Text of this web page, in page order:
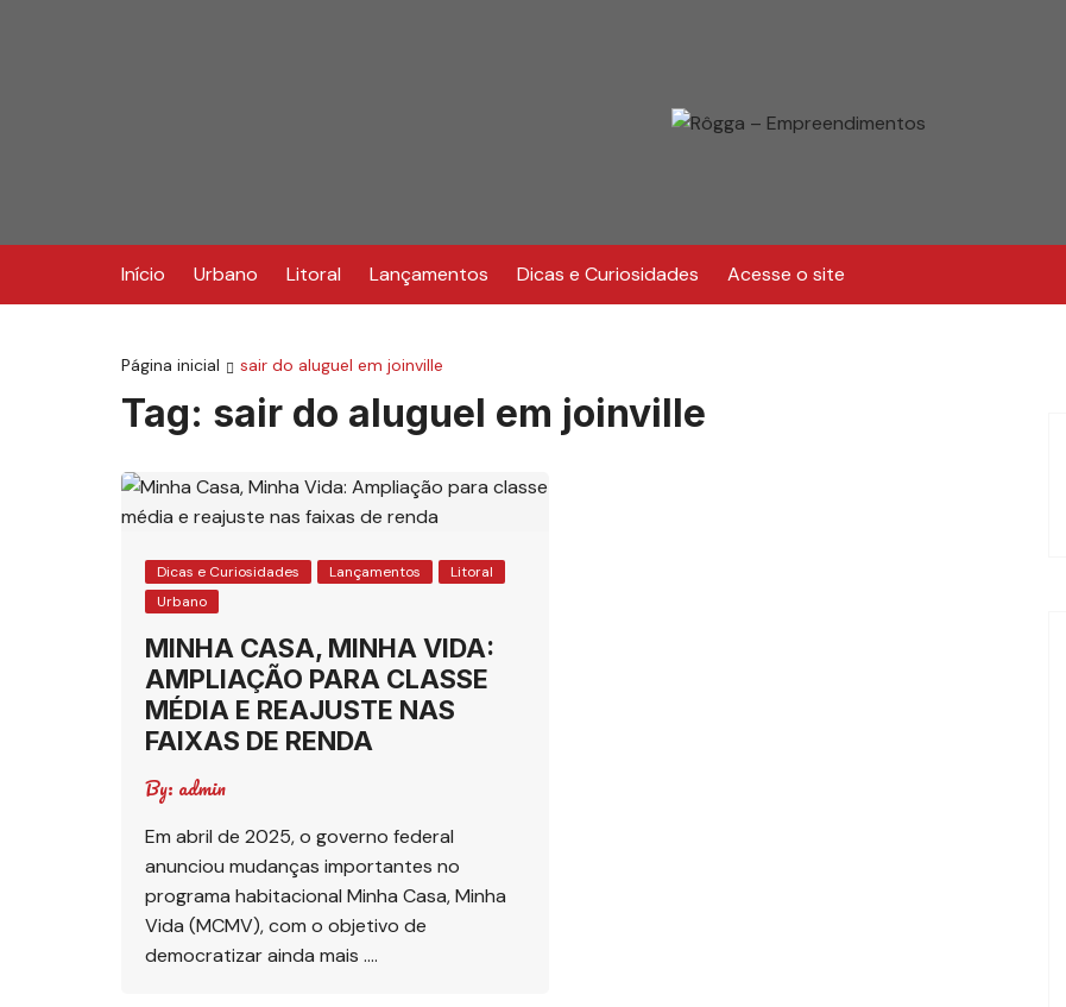
Início Urbano Litoral Lançamentos Dicas e Curiosidades Acesse o site
Página inicial sair do aluguel em joinville
Tag: sair do aluguel em joinville
Dicas e Curiosidades Lançamentos
Litoral
Urbano
MINHA CASA, MINHA VIDA:
AMPLIAÇÃO PARA CLASSE
MÉDIA E REAJUSTE NAS
FAIXAS DE RENDA
By: admin
Em abril de 2025, o governo federal
anunciou mudanças importantes no
programa habitacional Minha Casa, Minha
Vida (MCMV), com o objetivo de
democratizar ainda mais ….